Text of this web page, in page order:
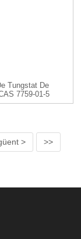
Tungstat De
7759-01-5
PbWO4
>
>>